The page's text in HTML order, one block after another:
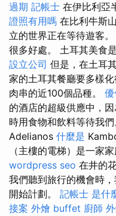
過期 記帳士 在伊比利亞
證照有用嗎 在比利牛斯
立的世界正在等待遊客。
很多好處。 土耳其美食
設立公司 但是，在土耳
家的土耳其餐廳要多樣化
肉串的近100個品種。
的酒店的超級供應中，
時用食物和飲料等待我們
Adelianos 什麼是
（主樓的電梯）是一家
wordpress seo 在井的
我們聽到旅行的機會時
開始計劃。 記帳士 是什
接案 外燴 buffet 廚師